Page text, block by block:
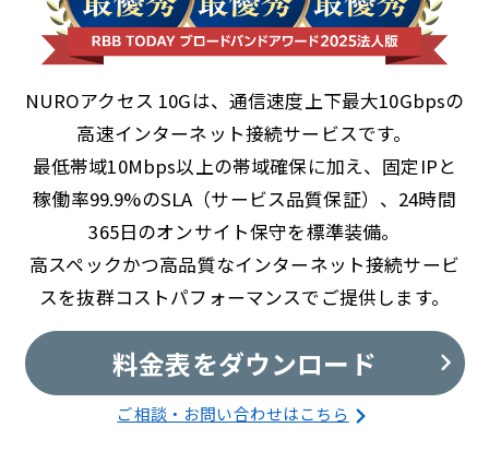
NUROアクセス 10Gは、通信速度上下最大10Gbpsの
高速インターネット接続サービスです。
最低帯域10Mbps以上の帯域確保に加え、固定IPと
稼働率99.9%のSLA（サービス品質保証）、24時間
365日のオンサイト保守を標準装備。
高スペックかつ高品質なインターネット接続サービ
スを抜群コストパフォーマンスでご提供します。
料金表をダウンロード
ご相談・お問い合わせはこちら